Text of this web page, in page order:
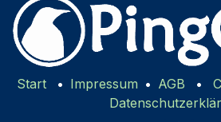
Start • Impressum • AGB •